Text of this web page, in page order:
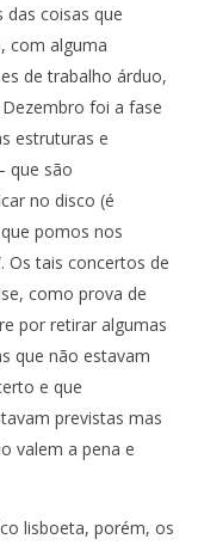
coisas que
com alguma
de trabalho árduo,
foi a fase
estruturas e
que são
no disco (é
pomos nos
Os tais concertos de
como prova de
por retirar algumas
que não estavam
e que
previstas mas
valem a pena e
lisboeta, porém, os